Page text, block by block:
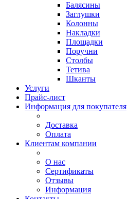
Балясины
Заглушки
Колонны
Накладки
Площадки
Поручни
Столбы
Тетива
Шканты
Услуги
Прайс-лист
Информация для покупателя
Доставка
Оплата
Клиентам компании
О нас
Сертификаты
Отзывы
Информация